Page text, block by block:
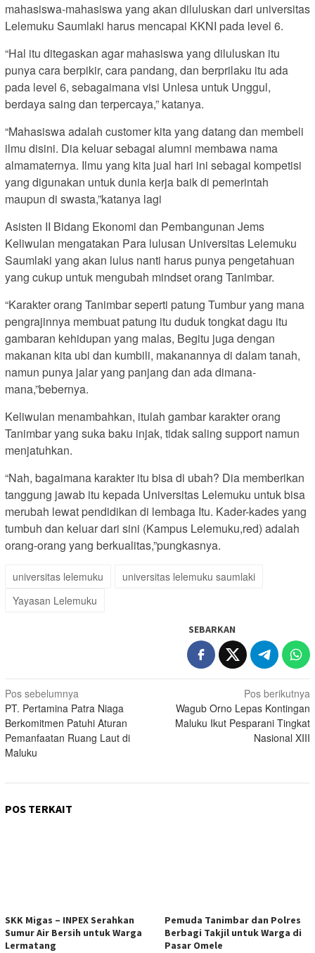
mahasiswa-mahasiswa yang akan diluluskan dari universitas
Lelemuku Saumlaki harus mencapai KKNI pada level 6.
“Hal itu ditegaskan agar mahasiswa yang diluluskan itu
punya cara berpikir, cara pandang, dan berprilaku itu ada
pada level 6, sebagaimana visi Unlesa untuk Unggul,
berdaya saing dan terpercaya,” katanya.
“Mahasiswa adalah customer kita yang datang dan membeli
ilmu disini. Dia keluar sebagai alumni membawa nama
almamaternya. Ilmu yang kita jual hari ini sebagai kompetisi
yang digunakan untuk dunia kerja baik di pemerintah
maupun di swasta,”katanya lagi
Asisten II Bidang Ekonomi dan Pembangunan Jems
Keliwulan mengatakan Para lulusan Universitas Lelemuku
Saumlaki yang akan lulus nanti harus punya pengetahuan
yang cukup untuk mengubah mindset orang Tanimbar.
“Karakter orang Tanimbar seperti patung Tumbur yang mana
pengrajinnya membuat patung itu duduk tongkat dagu itu
gambaran kehidupan yang malas, Begitu juga dengan
makanan kita ubi dan kumbili, makanannya di dalam tanah,
namun punya jalar yang panjang dan ada dimana-
mana,”bebernya.
Keliwulan menambahkan, itulah gambar karakter orang
Tanimbar yang suka baku injak, tidak saling support namun
menjatuhkan.
“Nah, bagaimana karakter itu bisa di ubah? Dia memberikan
tanggung jawab itu kepada Universitas Lelemuku untuk bisa
merubah lewat pendidikan di lembaga Itu. Kader-kades yang
tumbuh dan keluar dari sini (Kampus Lelemuku,red) adalah
orang-orang yang berkualitas,”pungkasnya.
universitas lelemuku
universitas lelemuku saumlaki
Yayasan Lelemuku
SEBARKAN
Navigasi
pos
Pos sebelumnya
PT. Pertamina Patra Niaga
Berkomitmen Patuhi Aturan
Pemanfaatan Ruang Laut di
Maluku
Pos berikutnya
Wagub Orno Lepas Kontingan
Maluku Ikut Pesparani Tingkat
Nasional XIII
POS TERKAIT
SKK Migas – INPEX Serahkan
Sumur Air Bersih untuk Warga
Lermatang
Pemuda Tanimbar dan Polres
Berbagi Takjil untuk Warga di
Pasar Omele